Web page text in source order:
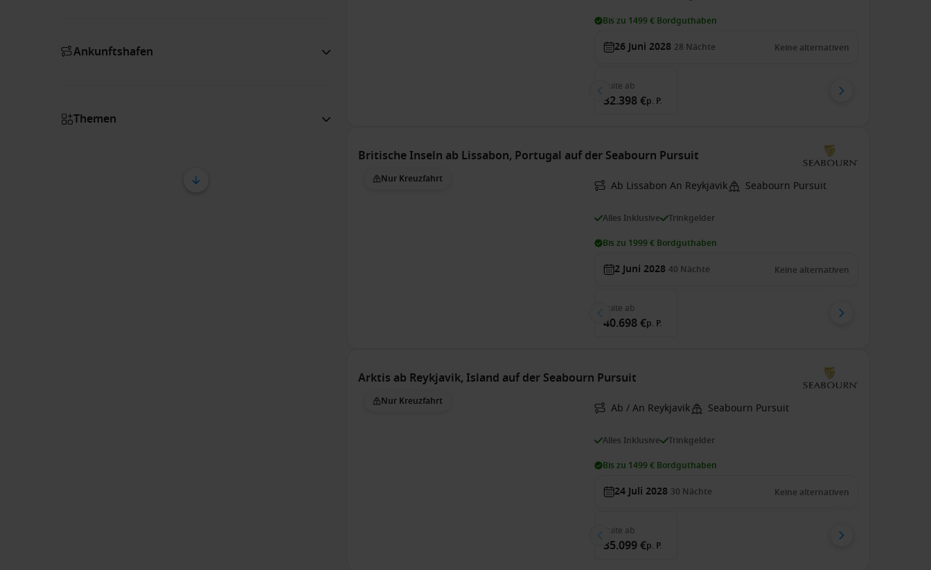
Ankunftshafen
Themen
Bis zu 1499 € Bordguthaben
26 Juni 2028 28 Nächte Keine alternativen
Suite ab
32.398 €p. P.
Britische Inseln ab Lissabon, Portugal auf der Seabourn Pursuit
Nur Kreuzfahrt Ab Lissabon An Reykjavik Seabourn Pursuit
Alles Inklusive Trinkgelder
Bis zu 1999 € Bordguthaben
2 Juni 2028 40 Nächte Keine alternativen
Suite ab
40.698 €p. P.
Arktis ab Reykjavik, Island auf der Seabourn Pursuit
Nur Kreuzfahrt Ab / An Reykjavik Seabourn Pursuit
Alles Inklusive Trinkgelder
Bis zu 1499 € Bordguthaben
24 Juli 2028 30 Nächte Keine alternativen
Suite ab
35.099 €p. P.